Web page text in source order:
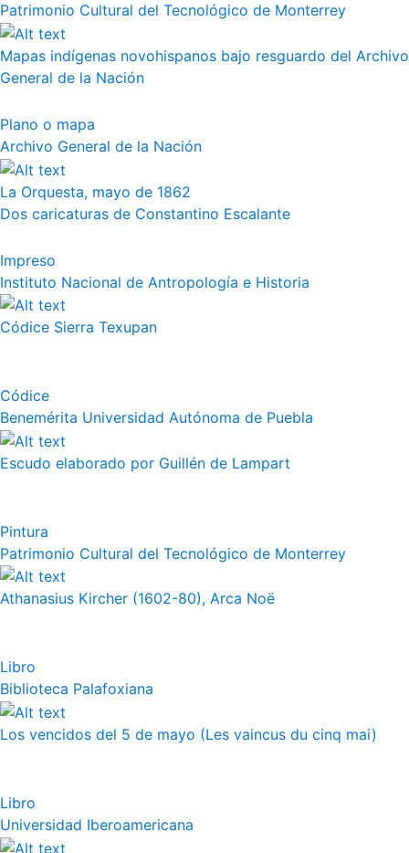
Patrimonio Cultural del Tecnológico de Monterrey
Mapas indígenas novohispanos bajo resguardo del Archivo
General de la Nación
Plano o mapa
Archivo General de la Nación
La Orquesta, mayo de 1862
Dos caricaturas de Constantino Escalante
Impreso
Instituto Nacional de Antropología e Historia
Códice Sierra Texupan
Códice
Benemérita Universidad Autónoma de Puebla
Escudo elaborado por Guillén de Lampart
Pintura
Patrimonio Cultural del Tecnológico de Monterrey
Athanasius Kircher (1602-80), Arca Noë
Libro
Biblioteca Palafoxiana
Los vencidos del 5 de mayo (Les vaincus du cinq mai)
Libro
Universidad Iberoamericana